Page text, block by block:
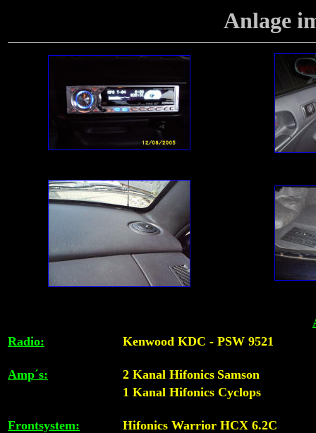
Anlage
Radio:
Kenwood KDC - PSW 9521
Amp´s: 2 Kanal Hifonics Samson
1 Kanal Hifonics Cyclops
Frontsystem: Hifonics Warrior HCX 6.2C